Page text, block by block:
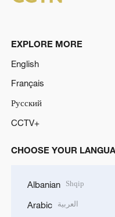
EXPLORE MORE
English
Français
Русский
CCTV+
CHOOSE YOUR
Albanian Shqip
Arabic العربية